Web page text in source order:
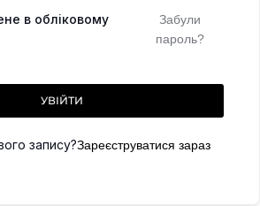
в обліковому
Забули
пароль?
УВІЙТИ
запису?Зареєструватися зараз